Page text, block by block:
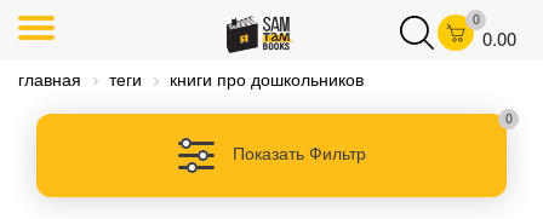
0
0.00
главная теги книги про дошкольников
Показать Фильтр
0